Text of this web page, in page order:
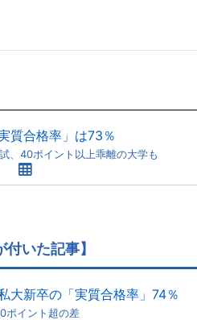
質合格率」は73％
、40ポイント以上乖離の大学も
付いた記事】
大新卒の「実質合格率」74％
ポイント超の差